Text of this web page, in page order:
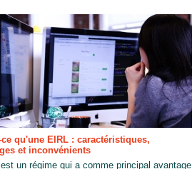
qu'une EIRL : caractéristiques,
et inconvénients
est un régime qui a comme principal avantage